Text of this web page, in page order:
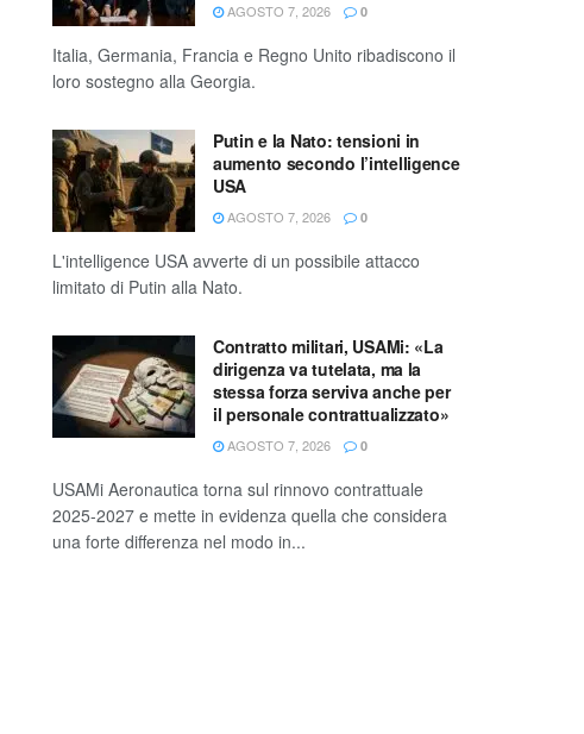
AGOSTO 7, 2026 0
Italia, Germania, Francia e Regno Unito ribadiscono il
loro sostegno alla Georgia.
Putin e la Nato: tensioni in
aumento secondo l’intelligence
USA
AGOSTO 7, 2026 0
L'intelligence USA avverte di un possibile attacco
limitato di Putin alla Nato.
Contratto militari, USAMi: «La
dirigenza va tutelata, ma la
stessa forza serviva anche per
il personale contrattualizzato»
AGOSTO 7, 2026 0
USAMi Aeronautica torna sul rinnovo contrattuale
2025-2027 e mette in evidenza quella che considera
una forte differenza nel modo in...